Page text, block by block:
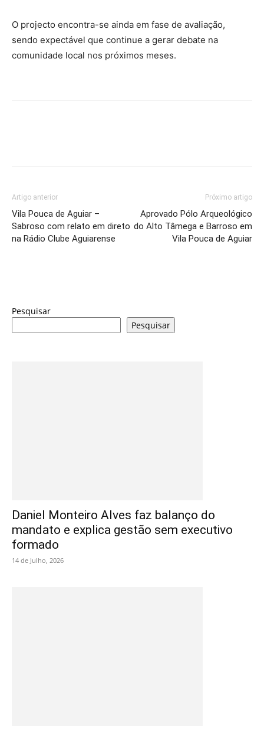
O projecto encontra-se ainda em fase de avaliação,
sendo expectável que continue a gerar debate na
comunidade local nos próximos meses.
Artigo anterior
Vila Pouca de Aguiar –
Sabroso com relato em direto
na Rádio Clube Aguiarense
Próximo artigo
Aprovado Pólo Arqueológico
do Alto Tâmega e Barroso em
Vila Pouca de Aguiar
Pesquisar
Pesquisar
Daniel Monteiro Alves faz balanço do
mandato e explica gestão sem executivo
formado
14 de Julho, 2026